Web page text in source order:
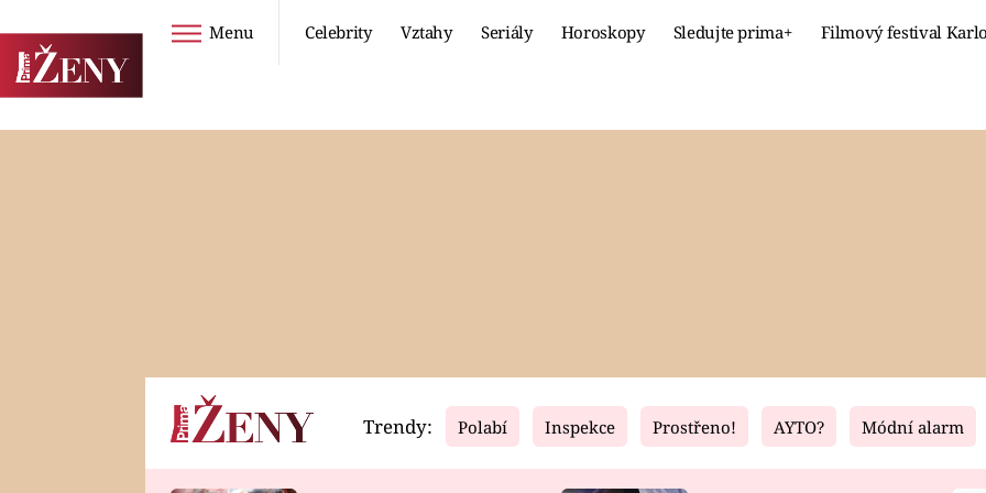
Menu Celebrity Vztahy Seriály Horoskopy Sledujte prima+ Filmový festival
Horoskopy Video Fresh Living
Trendy: Polabí Inspekce Prostřeno! AYTO? Módní alarm